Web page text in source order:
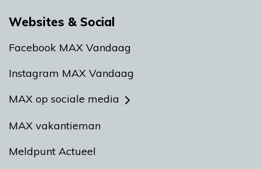
Websites & Social
Facebook MAX Vandaag
Instagram MAX Vandaag
MAX op sociale media
MAX vakantieman
Meldpunt Actueel